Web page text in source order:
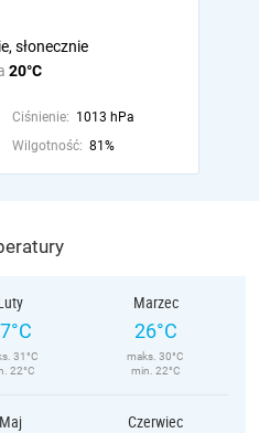
20°C
słonecznie
Ciśnienie: 1013 hPa
Wilgotność: 81%
31°C
22°C
Marzec
26°C
maks. 30°C
min. 22°C
Maj Czerwiec